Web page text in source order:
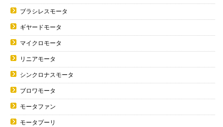
ブラシレスモータ
ギヤードモータ
マイクロモータ
リニアモータ
シンクロナスモータ
ブロワモータ
モータファン
モータプーリ